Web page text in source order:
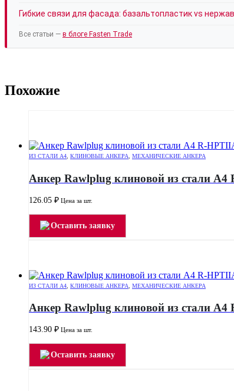
Гибкие связи для фасада: базальтопластик vs
Все статьи — в блоге Fasten Trade
Похожие
ИЗ СТАЛИ А4, КЛИНОВЫЕ АНКЕРА, МЕХАНИЧЕСКИЕ АНКЕРА
Анкер Rawlplug клиновой из стали А4
126.05 ₽ Цена за шт.
Оставить заявку
ИЗ СТАЛИ А4 КЛИНОВЫЕ АНКЕРА МЕХАНИЧЕСКИЕ АНКЕРА
Анкер Rawlplug клиновой из стали А4
143.90 ₽ Цена за шт.
Оставить заявку